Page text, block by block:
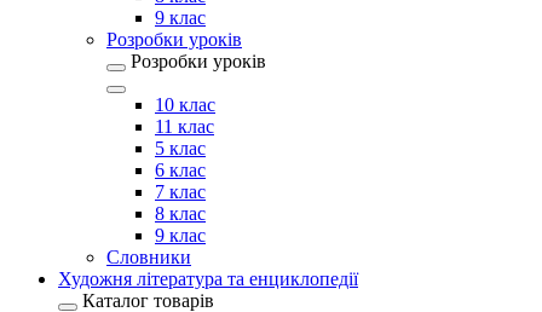
9 клас
Розробки уроків
Розробки уроків
10 клас
11 клас
5 клас
6 клас
7 клас
8 клас
9 клас
Словники
Художня література та енциклопедії
Каталог товарів